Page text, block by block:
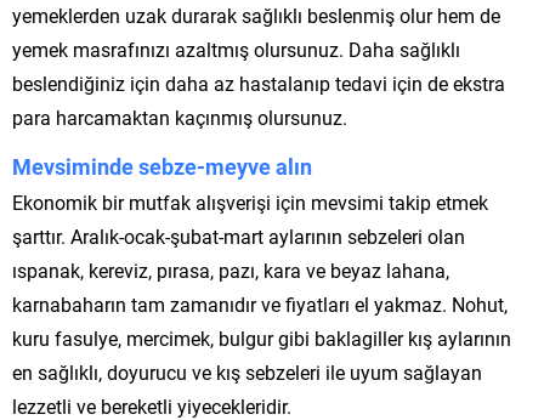
yemeklerden uzak durarak sağlıklı beslenmiş olur hem de
yemek masrafınızı azaltmış olursunuz. Daha sağlıklı
beslendiğiniz için daha az hastalanıp tedavi için de ekstra
para harcamaktan kaçınmış olursunuz.
Mevsiminde sebze-meyve alın
Ekonomik bir mutfak alışverişi için mevsimi takip etmek
şarttır. Aralık-ocak-şubat-mart aylarının sebzeleri olan
ıspanak, kereviz, pırasa, pazı, kara ve beyaz lahana,
karnabaharın tam zamanıdır ve fiyatları el yakmaz. Nohut,
kuru fasulye, mercimek, bulgur gibi baklagiller kış aylarının
en sağlıklı, doyurucu ve kış sebzeleri ile uyum sağlayan
lezzetli ve bereketli yiyecekleridir.